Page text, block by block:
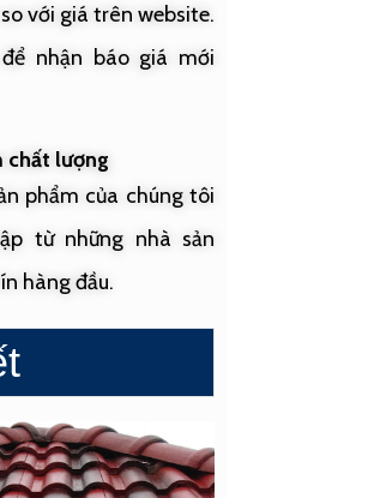
với giá trên website.
nhận báo giá mới
chất lượng
phẩm của chúng tôi
từ những nhà sản
hàng đầu.